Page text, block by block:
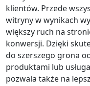
klientów. Przede
witryny w wynikach
większy ruch na
konwersji. Dzięki
do szerszego grona
produktami lub
pozwala także na